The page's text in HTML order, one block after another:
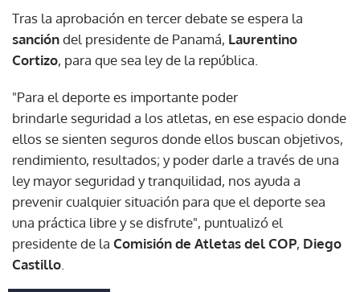
Tras la aprobación en tercer debate se espera la
sancióndel presidente de Panamá, Laurentino
Cortizo, para que sea ley de la república.
"Para el deporte es importante poder
brindarle seguridad a los atletas, en ese espacio donde
ellos se sienten seguros donde ellos buscan objetivos,
rendimiento, resultados; y poder darle a través de una
ley mayor seguridad y tranquilidad, nos ayuda a
prevenir cualquier situación para que el deporte sea
una práctica libre y se disfrute", puntualizó el
presidente de la Comisión de Atletas del COP, Diego
Castillo